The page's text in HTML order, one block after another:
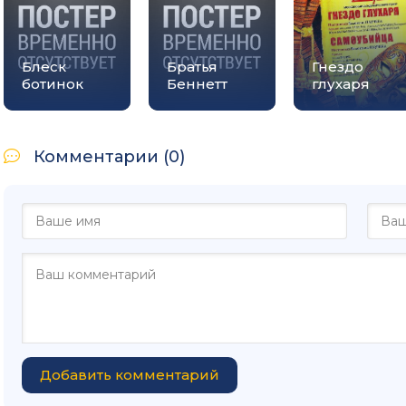
Блеск
ботинок
Братья
Беннетт
Гнездо
глухаря
Комментарии (0)
Добавить комментарий